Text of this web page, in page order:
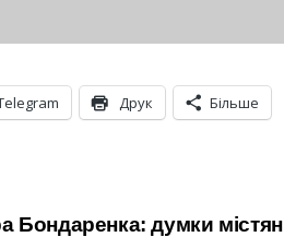
Друк Більше
Бондаренка: думки містян